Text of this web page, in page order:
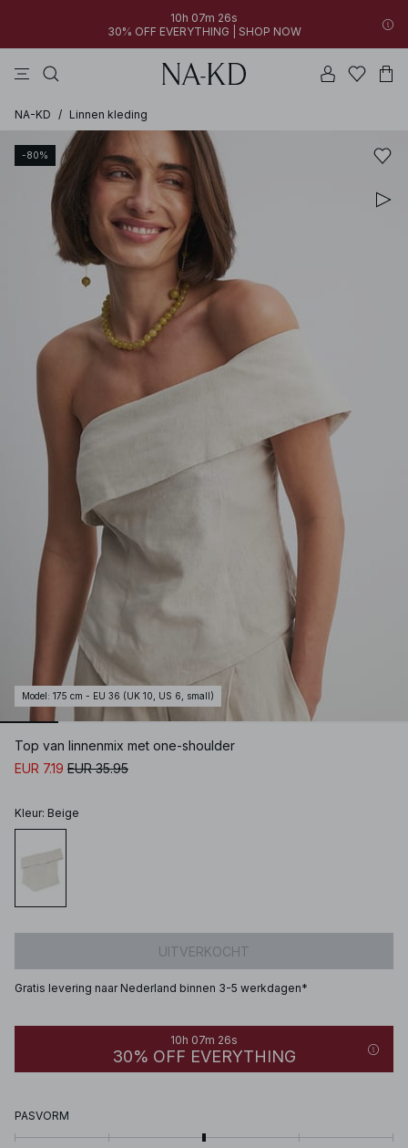
10h 07m 26s
30% OFF EVERYTHING | SHOP NOW
NA-KD / Linnen kleding
-80%
Model : 175 cm - EU 36 (UK 10, US 6, small)
Top van linnenmix met one-shoulder
EUR 7.19 EUR 35.95
Kleur: Beige
UITVERKOCHT
Gratis levering naar Nederland binnen 3-5 werkdagen*
10h 07m 26s
30% OFF EVERYTHING
PASVORM